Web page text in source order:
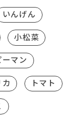
いんげん
小松菜
ーマン
トマト